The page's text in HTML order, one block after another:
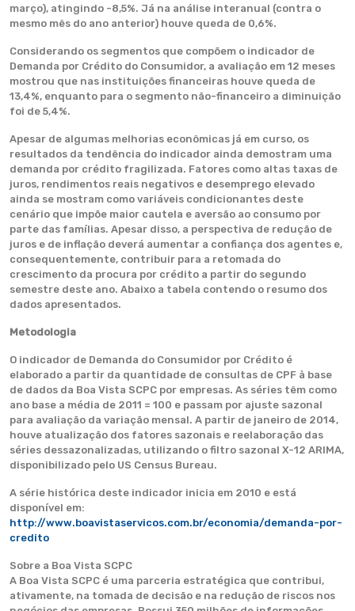
março), atingindo -8,5%. Já na análise interanual (contra o
mesmo mês do ano anterior) houve queda de 0,6%.
Considerando os segmentos que compõem o indicador de
Demanda por Crédito do Consumidor, a avaliação em 12 meses
mostrou que nas instituições financeiras houve queda de
13,4%, enquanto para o segmento não-financeiro a diminuição
foi de 5,4%.
Apesar de algumas melhorias econômicas já em curso, os
resultados da tendência do indicador ainda demostram uma
demanda por crédito fragilizada. Fatores como altas taxas de
juros, rendimentos reais negativos e desemprego elevado
ainda se mostram como variáveis condicionantes deste
cenário que impõe maior cautela e aversão ao consumo por
parte das famílias. Apesar disso, a perspectiva de redução de
juros e de inflação deverá aumentar a confiança dos agentes e,
consequentemente, contribuir para a retomada do
crescimento da procura por crédito a partir do segundo
semestre deste ano. Abaixo a tabela contendo o resumo dos
dados apresentados.
Metodologia
O indicador de Demanda do Consumidor por Crédito é
elaborado a partir da quantidade de consultas de CPF à base
de dados da Boa Vista SCPC por empresas. As séries têm como
ano base a média de 2011 = 100 e passam por ajuste sazonal
para avaliação da variação mensal. A partir de janeiro de 2014,
houve atualização dos fatores sazonais e reelaboração das
séries dessazonalizadas, utilizando o filtro sazonal X-12 ARIMA,
disponibilizado pelo US Census Bureau.
A série histórica deste indicador inicia em 2010 e está
disponível em:
http://www.boavistaservicos.com.br/economia/demanda-por-
credito
Sobre a Boa Vista SCPC
A Boa Vista SCPC é uma parceria estratégica que contribui,
ativamente, na tomada de decisão e na redução de riscos nos